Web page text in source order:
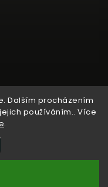
Dalším procházením
používáním.. Více
.
. Všechna práva